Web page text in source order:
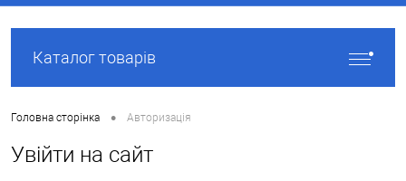
Каталог товарів
Головна сторінка • Авторизація
Увійти на сайт